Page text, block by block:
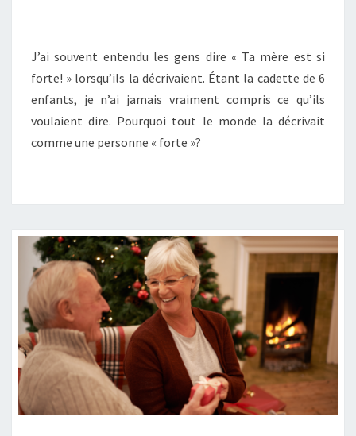
MÈRE
J’ai souvent entendu les gens dire « Ta mère est si
forte! » lorsqu’ils la décrivaient. Étant la cadette de 6
enfants, je n’ai jamais vraiment compris ce qu’ils
voulaient dire. Pourquoi tout le monde la décrivait
comme une personne « forte »?